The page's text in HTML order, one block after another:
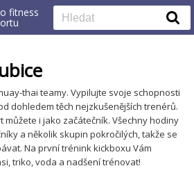
fitness
thai teamy. Vypilujte svoje schopnosti
dohledem těch nejzkušenějších trenérů.
i jako začátečník. Všechny hodiny
a několik skupin pokročilých, takže se
Na první trénink kickboxu Vám
triko, voda a nadšení trénovat!